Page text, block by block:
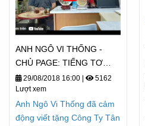
ANH NGÔ VI THỐNG -
CHỦ PAGE: TIẾNG TƠ
LÒNG CẢM NHẬN - TỪ
2018
29/08/2018 16:00
5162
Lượt xem
Anh Ngô Vi Thống đã cảm
động viết tặng Công Ty Tân